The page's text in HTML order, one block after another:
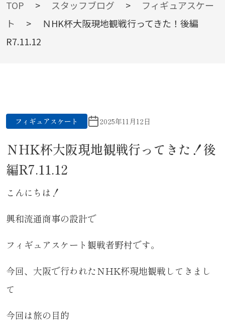
BLOG
スタッフブログ
TOP > スタッフブログ >
フィギュアスケー
ト
>
ＮHK杯大阪現地観戦行ってきた！後編
R7.11.12
フィギュアスケート 2025年11月12日
ＮHK杯大阪現地観戦行ってきた！後
編R7.11.12
こんにちは！
興和流通商事の設計で
フィギュアスケート観戦者野村です。
今回、大阪で行われたＮHK杯現地観戦してきまし
て
今回は旅の目的